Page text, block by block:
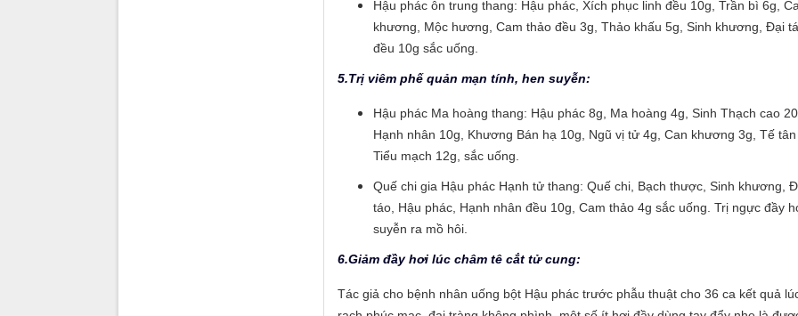
Hậu phác ôn trung thang: Hậu phác, Xích phục linh đều 10g, Trần bì 6g,
khương, Mộc hương, Cam thảo đều 3g, Thảo khấu 5g, Sinh khương, Đại
đều 10g sắc uống.
5.Trị viêm phế quản mạn tính, hen suyễn:
Hậu phác Ma hoàng thang: Hậu phác 8g, Ma hoàng 4g, Sinh Thạch cao
Hạnh nhân 10g, Khương Bán hạ 10g, Ngũ vị tử 4g, Can khương 3g, Tế tân
Tiểu mạch 12g, sắc uống.
Quế chi gia Hậu phác Hạnh tử thang: Quế chi, Bạch thược, Sinh khương,
táo, Hậu phác, Hạnh nhân đều 10g, Cam thảo 4g sắc uống. Trị ngực đầy
suyễn ra mồ hôi.
6.Giảm đầy hơi lúc châm tê cắt tử cung:
Tác giả cho bệnh nhân uống bột Hậu phác trước phẫu thuật cho 36 ca kết quả